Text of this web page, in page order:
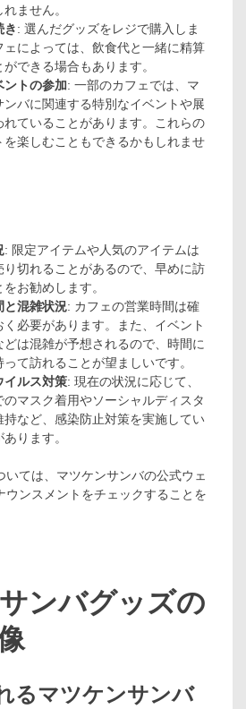
ません。
き: 選んだグッズをレジで購入しま
ェによっては、飲食代と一緒に精算
できる場合もあります。
ントの参加: 一部のカフェでは、マ
ンバに関連する特別なイベントや展
れていることがあります。これらの
を楽しむこともできるかもしれませ
: 限定アイテムや人気のアイテムは
り切れることがあるので、早めに訪
お勧めします。
と混雑状況: カフェの営業時間は確
く必要があります。また、イベント
どは混雑が予想されるので、時間に
て訪れることが望ましいです。
イルス対策: 現在の状況に応じて、
のマスク着用やソーシャルディスタ
持など、感染防止対策を実施してい
ります。
いては、マツケンサンバの公式ウェ
ウンスメントをチェックすることを
ンバグッズの
るマツケンサンバ